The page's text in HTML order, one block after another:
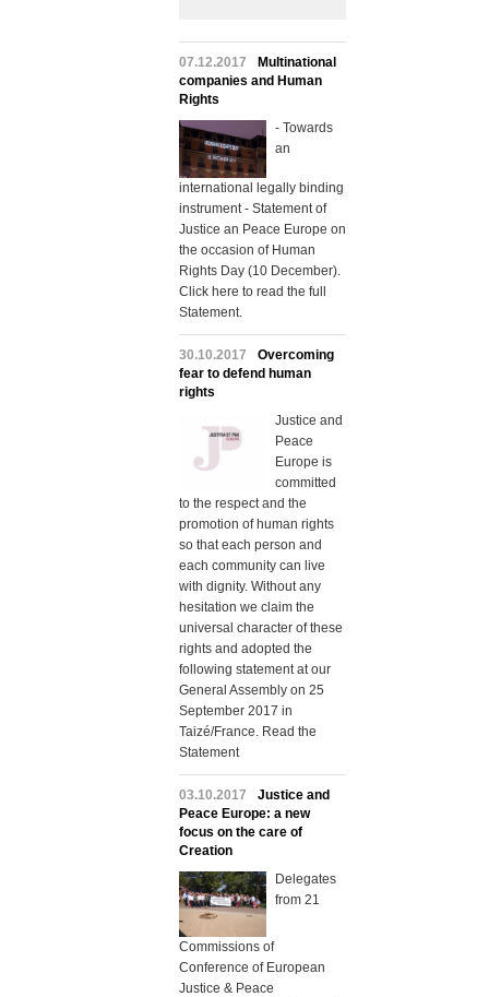
07.12.2017
Multinational
companies and Human
Rights
- Towards
an
international legally binding
instrument - Statement of
Justice an Peace Europe on
the occasion of Human
Rights Day (10 December).
Click here to read the full
Statement.
30.10.2017
Overcoming
fear to defend human
rights
Justice and
Peace
Europe is
committed
to the respect and the
promotion of human rights
so that each person and
each community can live
with dignity. Without any
hesitation we claim the
universal character of these
rights and adopted the
following statement at our
General Assembly on 25
September 2017 in
Taizé/France. Read the
Statement
03.10.2017
Justice and
Peace Europe: a new
focus on the care of
Creation
Delegates
from 21
Commissions of
Conference of European
Justice & Peace